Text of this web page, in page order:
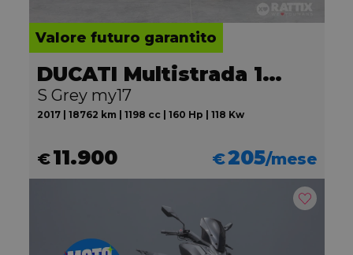
Valore futuro garantito
DUCATI Multistrada 1200
S Grey my17
2017 | 18762 km | 1198 cc | 160 Hp | 118 Kw
€11.900 €205/mese